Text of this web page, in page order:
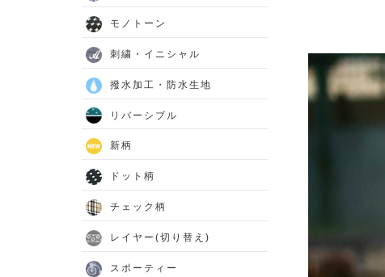
モノトーン
刺繍・イニシャル
撥水加工・防水生地
リバーシブル
新柄
ドット柄
チェック柄
レイヤー(切り替え)
スポーティー